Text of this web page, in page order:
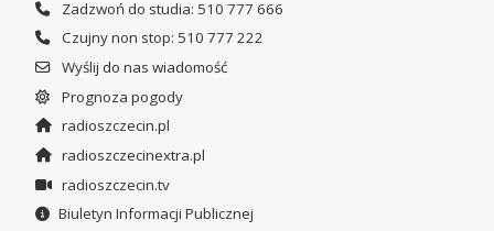
Zadzwoń do studia: 510 777 666
Czujny non stop: 510 777 222
Wyślij do nas wiadomość
Prognoza pogody
radioszczecin.pl
radioszczecinextra.pl
radioszczecin.tv
Biuletyn Informacji Publicznej